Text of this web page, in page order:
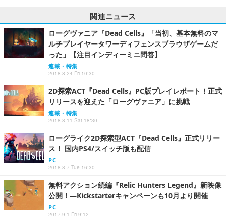
関連ニュース
ローグヴァニア『Dead Cells』「当初、基本無料のマ
ルチプレイヤータワーディフェンスブラウザゲームだ
った」【注目インディーミニ問答】
連載・特集
2018.8.24 Fri 10:30
2D探索ACT『Dead Cells』PC版プレイレポート！正式
リリースを迎えた「ローグヴァニア」に挑戦
連載・特集
2018.8.11 Sat 18:30
ローグライク2D探索型ACT『Dead Cells』正式リリー
ス！ 国内PS4/スイッチ版も配信
PC
2018.8.7 Tue 16:30
無料アクション続編『Relic Hunters Legend』新映像
公開！―Kickstarterキャンペーンも10月より開催
PC
2017.9.1 Fri 9:12